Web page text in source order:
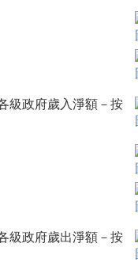
府歲入淨額－按
府歲出淨額－按